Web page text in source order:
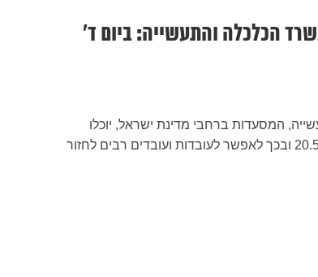
הכלכלה והתעשייה: ביום ד’
המסעדות ברחבי מדינת ישראל, יוכלו
להיפתח ביום רביעי הבא (כ״ו אייר) ה-20.5 ובכך לאפשר לעובדות ועובדים רבים לחזור